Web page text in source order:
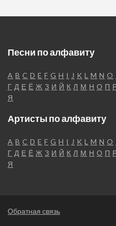
Песни по алфавиту
A B C D E F G H I J K L M N O
Г Д Е Ё Ж З И Й К Л М Н О П
Я
Артисты по алфавиту
A B C D E F G H I J K L M N O
Г Д Е Ё Ж З И Й К Л М Н О П
Я
Обратная связь